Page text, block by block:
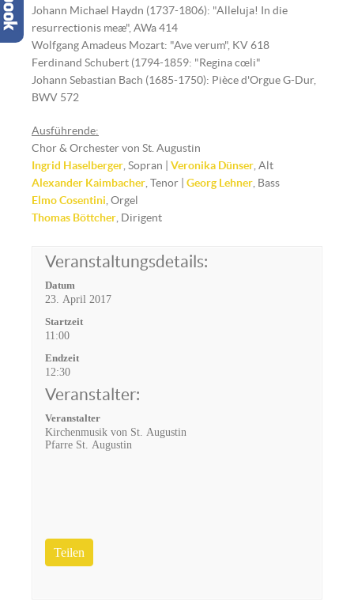
Johann Michael Haydn (1737-1806): "Alleluja! In die
resurrectionis meæ", AWa 414
Wolfgang Amadeus Mozart: "Ave verum", KV 618
Ferdinand Schubert (1794-1859: "Regina cœli"
Johann Sebastian Bach (1685-1750): Pièce d'Orgue G-Dur,
BWV 572
Ausführende:
Chor & Orchester von St. Augustin
Ingrid Haselberger , Sopran | Veronika Dünser , Alt
Alexander Kaimbacher , Tenor | Georg Lehner , Bass
Elmo Cosentini , Orgel
Thomas Böttcher , Dirigent
Veranstaltungsdetails:
Datum
23. April 2017
Startzeit
11:00
Endzeit
12:30
Veranstalter:
Veranstalter
Kirchenmusik von St. Augustin
Pfarre St. Augustin
Teilen